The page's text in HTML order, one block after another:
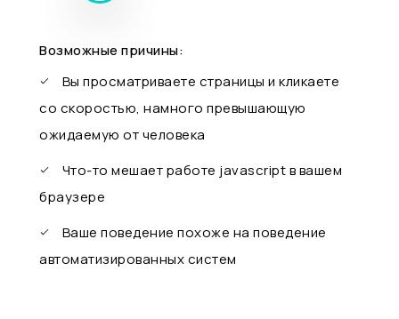
Возможные причины:
Вы просматриваете страницы и кликаете
со скоростью, намного превышающую
ожидаемую от человека
Что-то мешает работе javascript в вашем
браузере
Ваше поведение похоже на поведение
автоматизированных систем